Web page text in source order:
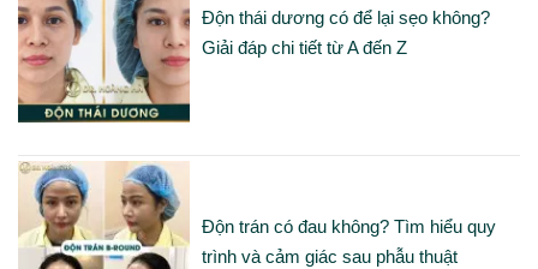
Độn thái dương có để lại sẹo không?
Giải đáp chi tiết từ A đến Z
Độn trán có đau không? Tìm hiểu quy
trình và cảm giác sau phẫu thuật